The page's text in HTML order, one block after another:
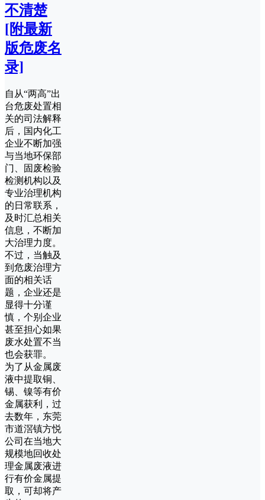
不清楚
[附最新
版危废名
录]
自从“两高”出
台危废处置相
关的司法解释
后，国内化工
企业不断加强
与当地环保部
门、固废检验
检测机构以及
专业治理机构
的日常联系，
及时汇总相关
信息，不断加
大治理力度。
不过，当触及
到危废治理方
面的相关话
题，企业还是
显得十分谨
慎，个别企业
甚至担心如果
废水处置不当
也会获罪。
为了从金属废
液中提取铜、
锡、镍等有价
金属获利，过
去数年，东莞
市道滘镇方悦
公司在当地大
规模地回收处
理金属废液进
行有价金属提
取，可却将产